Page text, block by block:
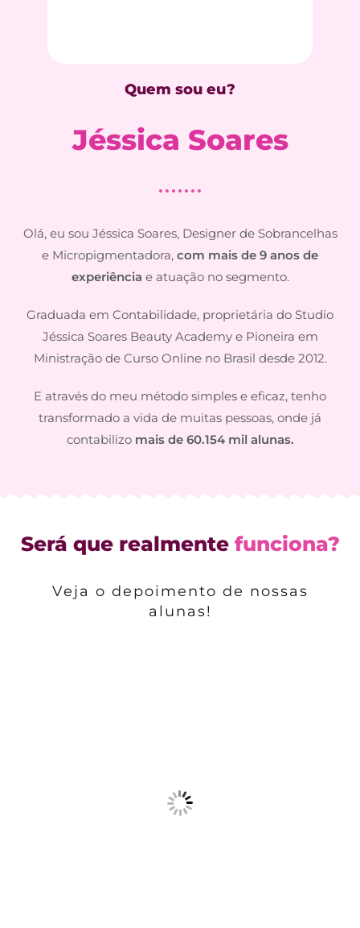
Quem sou eu?
Jéssica Soares
Olá, eu sou Jéssica Soares, Designer de Sobrancelhas
e Micropigmentadora, com mais de 9 anos de
experiência e atuação no segmento.
Graduada em Contabilidade, proprietária do Studio
Jéssica Soares Beauty Academy e Pioneira em
Ministração de Curso Online no Brasil desde 2012.
E através do meu método simples e eficaz, tenho
transformado a vida de muitas pessoas, onde já
contabilizo mais de 60.154 mil alunas.
Será que realmentefunciona?
Veja o depoimento de nossas
alunas!